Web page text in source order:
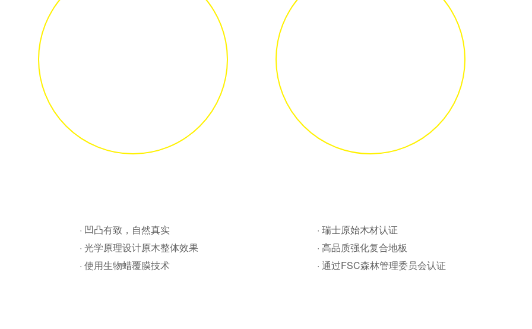
· 凹凸有致，自然真实
· 光学原理设计原木整体效果
· 使用生物蜡覆膜技术
· 瑞士原始木材认证
· 高品质强化复合地板
· 通过FSC森林管理委员会认证